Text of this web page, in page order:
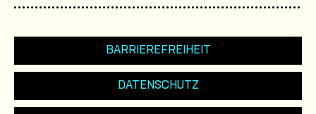
BARRIEREFREIHEIT
DATENSCHUTZ